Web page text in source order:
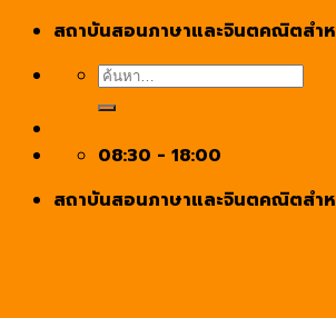
Skip
content
สถาบันสอนภาษาและจินตคณิตสำ
ค้นหา:
08:30 - 18:00
สถาบันสอนภาษาและจินตคณิตสำ